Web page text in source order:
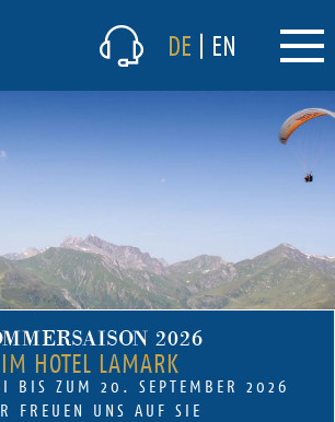
2026
IM HOTEL LAMARK
BIS ZUM 20. SEPTEMBER 2026
FREUEN UNS AUF SIE
DE EN
(current)
Sommer
Winter